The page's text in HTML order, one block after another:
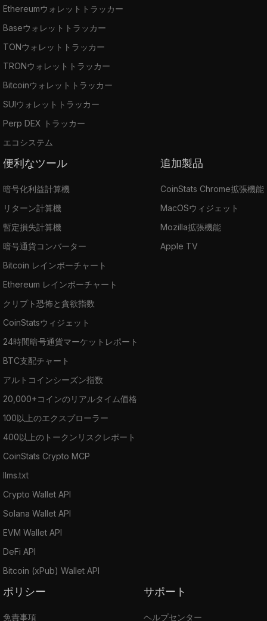
Ethereumウォレットトラッカー
Baseウォレットトラッカー
TONウォレットトラッカー
TRONウォレットトラッカー
Bitcoinウォレットトラッカー
SUIウォレットトラッカー
Perp DEX トラッカー
エコシステム
便利なツール
暗号化利益計算機
リターン計算機
暫定損失計算機
暗号通貨コンバーター
Bitcoin レインボーチャート
Ethereum レインボーチャート
クリプト恐怖と貪欲指数
CoinStatsウィジェット
24時間暗号通貨マーケットレポート
BTC支配チャート
アルトコインシーズン指数
20,000+コインのリアルタイム価格
100以上のエクスプローラー
400以上のトークンリスクレポート
CoinStats Crypto MCP
llms.txt
Crypto Wallet API
Solana Wallet API
EVM Wallet API
DeFi API
Bitcoin (xPub) Wallet API
追加製品
CoinStats Chrome拡張機能
MacOSウィジェット
Mozilla拡張機能
Apple TV
ポリシー
免責事項
サポート
ヘルプセンター